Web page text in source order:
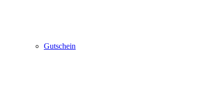
Gutschein